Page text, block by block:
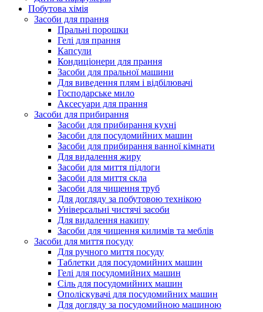
Побутова хімія
Засоби для прання
Пральні порошки
Гелі для прання
Капсули
Кондиціонери для прання
Засоби для пральної машини
Для виведення плям і відбілювачі
Господарське мило
Аксесуари для прання
Засоби для прибирання
Засоби для прибирання кухні
Засоби для посудомийних машин
Засоби для прибирання ванної кімнати
Для видалення жиру
Засоби для миття підлоги
Засоби для миття скла
Засоби для чищення труб
Для догляду за побутовою технікою
Універсальні чистячі засоби
Для видалення накипу
Засоби для чищення килимів та меблів
Засоби для миття посуду
Для ручного миття посуду
Таблетки для посудомийних машин
Гелі для посудомийних машин
Сіль для посудомийних машин
Ополіскувачі для посудомийних машин
Для догляду за посудомийною машиною